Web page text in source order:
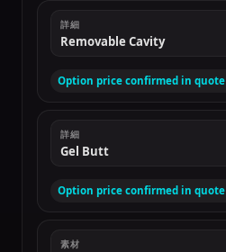
詳細
Removable Cavity
Option price confirmed in quote
詳細
Gel Butt
Option price confirmed in quote
素材